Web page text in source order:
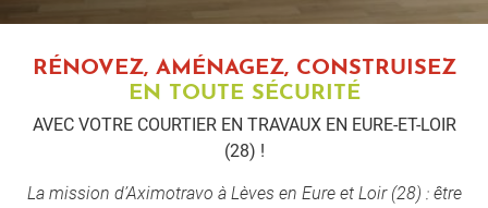
RÉNOVEZ, AMÉNAGEZ, CONSTRUISEZ
EN TOUTE SÉCURITÉ
AVEC VOTRE COURTIER EN TRAVAUX EN EURE-ET-LOIR
(28) !
La mission d’Aximotravo à Lèves en Eure et Loir (28) : être